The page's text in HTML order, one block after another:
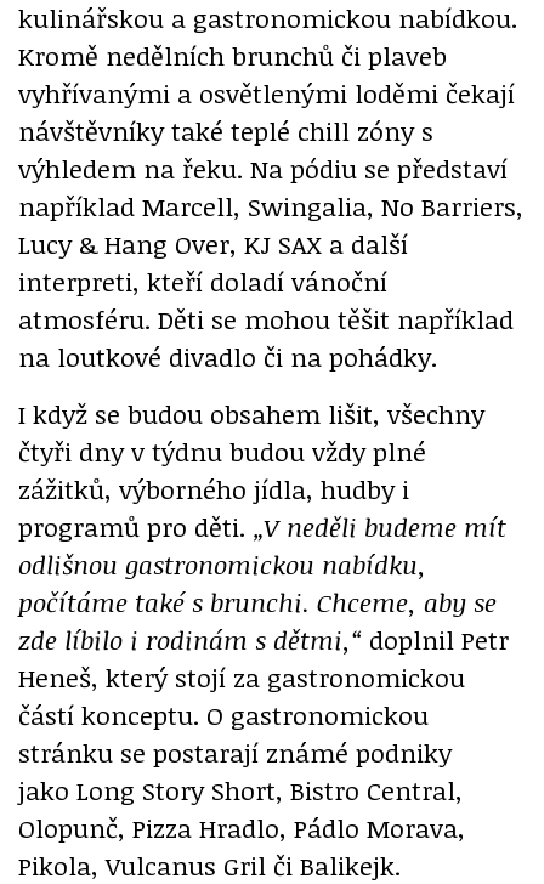
kulinářskou a gastronomickou nabídkou.
Kromě nedělních brunchů či plaveb
vyhřívanými a osvětlenými loděmi čekají
návštěvníky také teplé chill zóny s
výhledem na řeku. Na pódiu se představí
například Marcell, Swingalia, No Barriers,
Lucy & Hang Over, KJ SAX a další
interpreti, kteří doladí vánoční
atmosféru. Děti se mohou těšit například
na loutkové divadlo či na pohádky.
I když se budou obsahem lišit, všechny
čtyři dny v týdnu budou vždy plné
zážitků, výborného jídla, hudby i
programů pro děti. „V neděli budeme mít
odlišnou gastronomickou nabídku,
počítáme také s brunchi. Chceme, aby se
zde líbilo i rodinám s dětmi,“ doplnil Petr
Heneš, který stojí za gastronomickou
částí konceptu. O gastronomickou
stránku se postarají známé podniky
jako Long Story Short, Bistro Central,
Olopunč, Pizza Hradlo, Pádlo Morava,
Pikola, Vulcanus Gril či Balikejk.